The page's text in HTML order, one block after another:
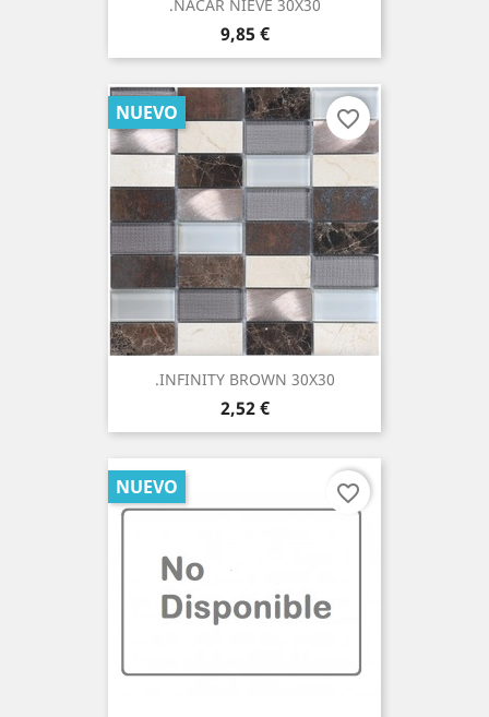
.NACAR NIEVE 30X30
Precio
9,85 €
.INFINITY BROWN 30X30
Precio
2,52 €
NUEVO favorite_border
NUEVO favorite_border